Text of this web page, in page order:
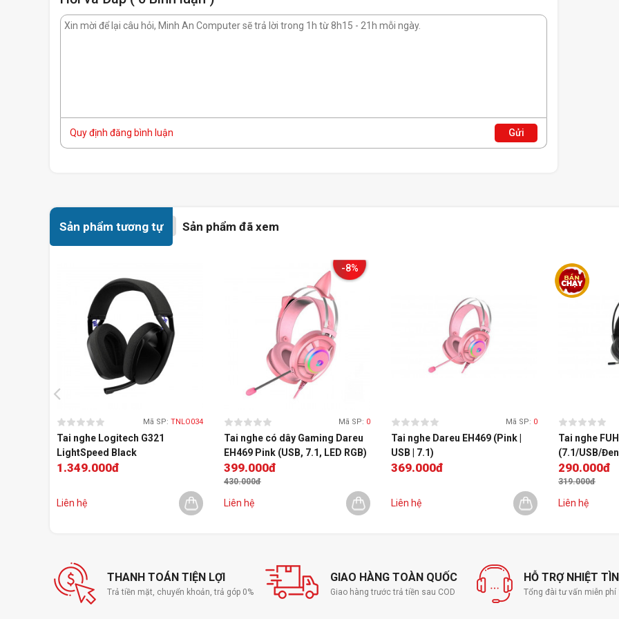
Quy định đăng bình luận Gửi
Sản phẩm tương tự Sản phẩm đã xem
Mã SP: TNLO034
Tai nghe Logitech G321
LightSpeed Black
1.349.000đ
Liên hệ
-8%
Mã SP: 0
Tai nghe có dây Gaming Dareu
EH469 Pink (USB, 7.1, LED RGB)
399.000đ
430.000đ
Liên hệ
Mã SP: 0
Tai nghe Dareu EH469 (Pink |
USB | 7.1)
369.000đ
Liên hệ
Tai nghe
(7.1/USB/
290.000đ
319.000đ
Liên hệ
THANH TOÁN TIỆN LỢI
Trả tiền mặt, chuyển khoản, trả góp 0%
GIAO HÀNG TOÀN QUỐC
Giao hàng trước trả tiền sau COD
HỖ TRỢ NHIỆT
Tổng đài tư vấn miễn phí